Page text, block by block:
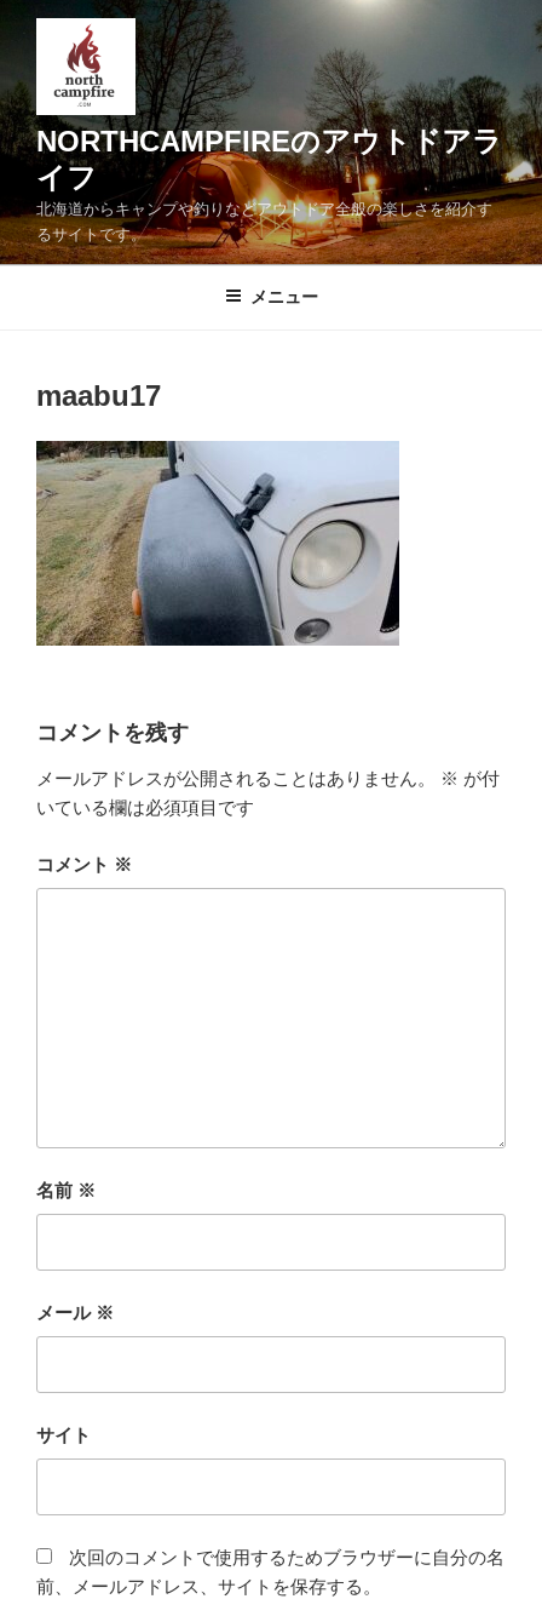
ン
ツ
へ
キ
ッ
NORTHCAMPFIREのアウトドアラ
イフ
北海道からキャンプや釣りなどアウトドア全般の楽しさを紹介す
るサイトです。
メニュー
maabu17
コメントを残す
メールアドレスが公開されることはありません。 ※ が付
いている欄は必須項目です
コメント ※
名前 ※
メール ※
サイト
次回のコメントで使用するためブラウザーに自分の名
前、メールアドレス、サイトを保存する。